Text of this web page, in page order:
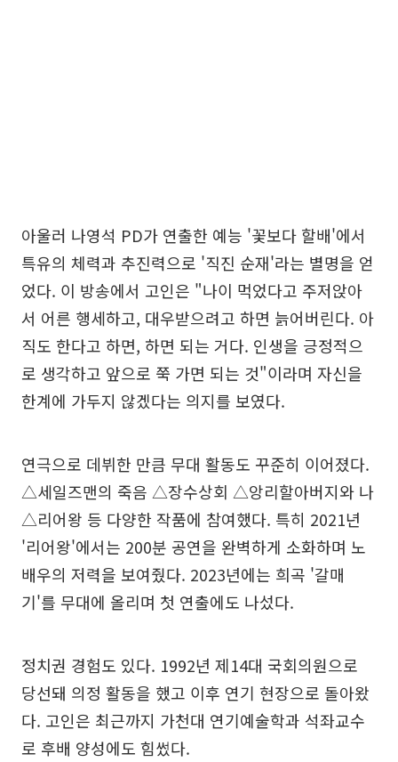
아울러 나영석 PD가 연출한 예능 '꽃보다 할배'에서
특유의 체력과 추진력으로 '직진 순재'라는 별명을 얻
었다. 이 방송에서 고인은 "나이 먹었다고 주저앉아
서 어른 행세하고, 대우받으려고 하면 늙어버린다. 아
직도 한다고 하면, 하면 되는 거다. 인생을 긍정적으
로 생각하고 앞으로 쭉 가면 되는 것"이라며 자신을
한계에 가두지 않겠다는 의지를 보였다.
연극으로 데뷔한 만큼 무대 활동도 꾸준히 이어졌다.
△세일즈맨의 죽음 △장수상회 △앙리할아버지와 나
△리어왕 등 다양한 작품에 참여했다. 특히 2021년
'리어왕'에서는 200분 공연을 완벽하게 소화하며 노
배우의 저력을 보여줬다. 2023년에는 희곡 '갈매
기'를 무대에 올리며 첫 연출에도 나섰다.
정치권 경험도 있다. 1992년 제14대 국회의원으로
당선돼 의정 활동을 했고 이후 연기 현장으로 돌아왔
다. 고인은 최근까지 가천대 연기예술학과 석좌교수
로 후배 양성에도 힘썼다.